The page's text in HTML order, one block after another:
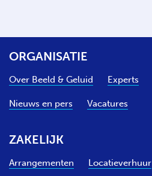
ORGANISATIE
Over Beeld & Geluid Experts
Nieuws en pers Vacatures
ZAKELIJK
Arrangementen Locatieverhuur